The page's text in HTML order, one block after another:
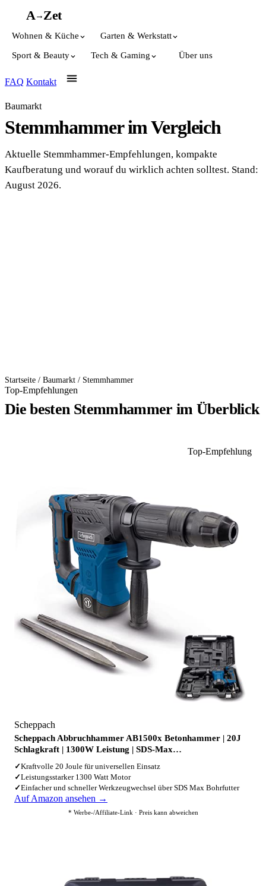
A→Zet
Wohnen & Küche Garten & Werkstatt
Sport & Beauty Tech & Gaming Über uns
FAQ Kontakt
Baumarkt
Stemmhammer im Vergleich
Aktuelle Stemmhammer-Empfehlungen, kompakte
Kaufberatung und worauf du wirklich achten solltest. Stand:
August 2026.
Startseite / Baumarkt / Stemmhammer
Top-Empfehlungen
Die besten Stemmhammer im Überblick
Top-Empfehlung
Scheppach
Scheppach Abbruchhammer AB1500x Betonhammer | 20J
Schlagkraft | 1300W Leistung | SDS-Max…
✓Kraftvolle 20 Joule für universellen Einsatz
✓Leistungsstarker 1300 Watt Motor
✓Einfacher und schneller Werkzeugwechsel über SDS Max Bohrfutter
Auf Amazon ansehen →
* Werbe-/Affiliate-Link · Preis kann abweichen